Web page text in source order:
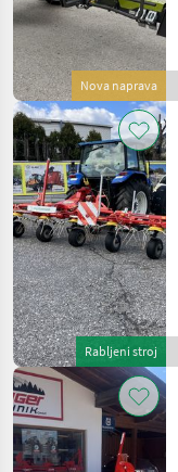
Nova naprava
Rabljeni stroj